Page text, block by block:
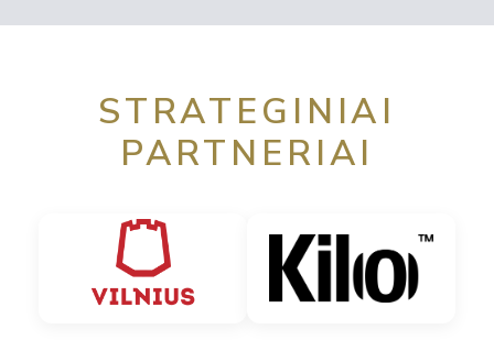
STRATEGINIAI
PARTNERIAI